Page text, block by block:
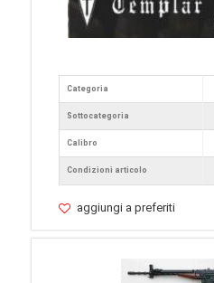
Categoria
Sottocategoria
Calibro
Condizioni articolo
aggiungi a preferiti